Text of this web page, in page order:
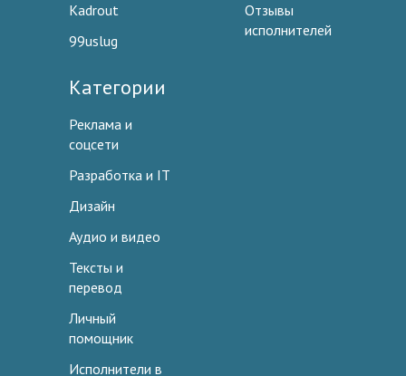
Kadrout
99uslug
Отзывы
исполнителей
Категории
Реклама и
соцсети
Разработка и IT
Дизайн
Аудио и видео
Тексты и
перевод
Личный
помощник
Исполнители в